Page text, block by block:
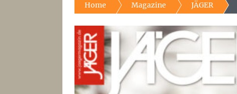
Home Magazine JÄGER